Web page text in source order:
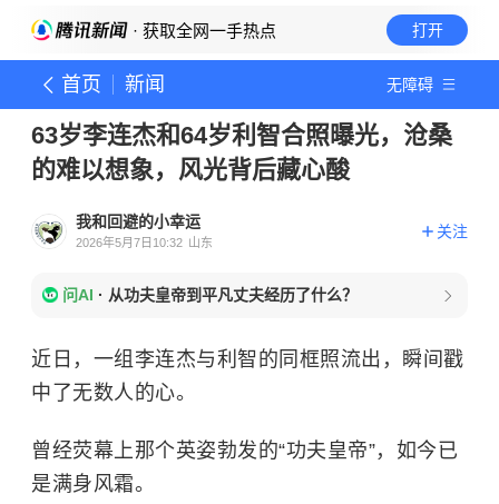
· 获取全网一手热点 打开
首页 新闻 无障碍
63岁李连杰和64岁利智合照曝光，沧桑
的难以想象，风光背后藏心酸
我和回避的小幸运
2026年5月7日10:32 山东
关注
问AI · 从功夫皇帝到平凡丈夫经历了什么？
近日，一组李连杰与利智的同框照流出，瞬间戳
中了无数人的心。
曾经荧幕上那个英姿勃发的“功夫皇帝”，如今已
是满身风霜。